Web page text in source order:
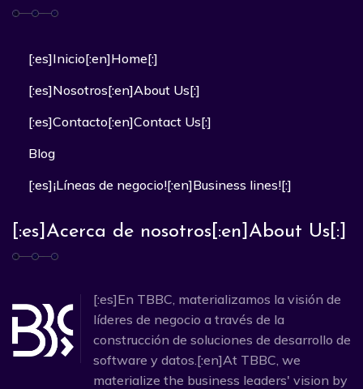
[:es]Inicio[:en]Home[:]
[:es]Nosotros[:en]About Us[:]
[:es]Contacto[:en]Contact Us[:]
Blog
[:es]¡Líneas de negocio![:en]Business lines![:]
[:es]Acerca de nosotros[:en]About Us[:]
[:es]En TBBC, materializamos la visión de
líderes de negocio a través de la
construcción de soluciones de desarrollo de
software y datos.[:en]At TBBC, we
materialize the business leaders' vision by